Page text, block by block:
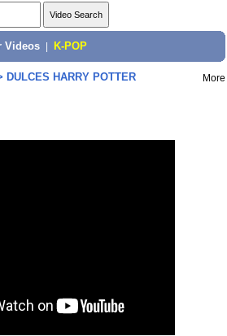
Videos K-POP
DULCES HARRY POTTER More